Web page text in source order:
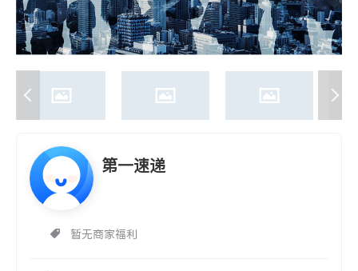
第一速递
暂无商家福利